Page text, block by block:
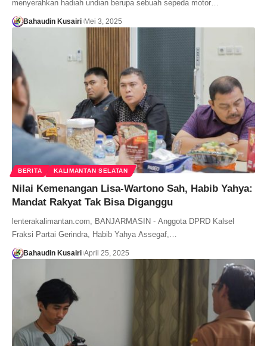
menyerahkan hadiah undian berupa sebuah sepeda motor…
Bahaudin Kusairi Mei 3, 2025
BERITA KALIMANTAN SELATAN
Nilai Kemenangan Lisa-Wartono Sah, Habib Yahya:
Mandat Rakyat Tak Bisa Diganggu
lenterakalimantan.com, BANJARMASIN - Anggota DPRD Kalsel
Fraksi Partai Gerindra, Habib Yahya Assegaf,…
Bahaudin Kusairi April 25, 2025